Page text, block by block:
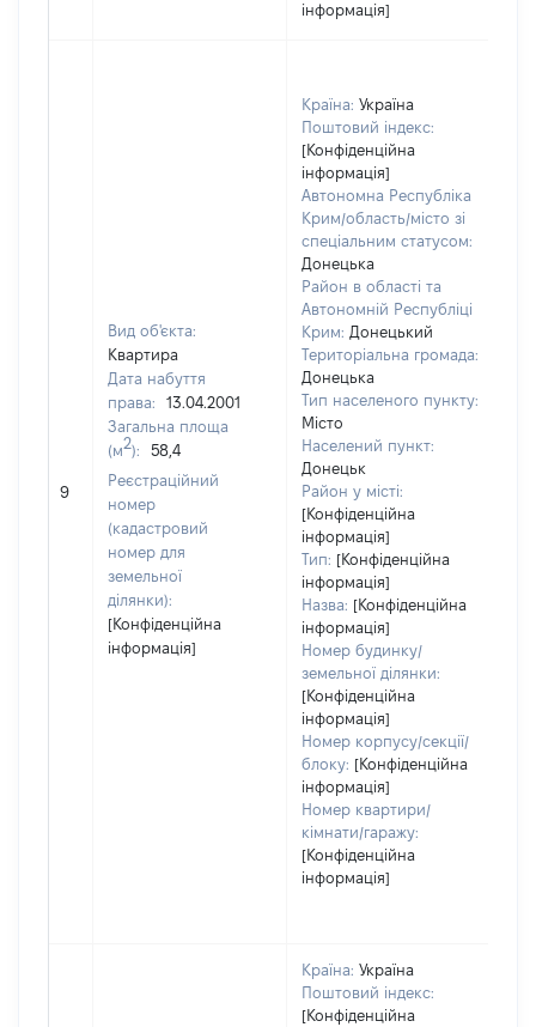
інформація]
9
Вид об'єкта:
Квартира
Дата набуття
права:
13.04.2001
Загальна площа
(м2):
58,4
Реєстраційний
номер
(кадастровий
номер для
земельної
ділянки):
[Конфіденційна
інформація]
Країна: Україна
Поштовий індекс:
[Конфіденційна
інформація]
Автономна Республіка
Крим/область/місто зі
спеціальним статусом:
Донецька
Район в області та
Автономній Республіці
Крим: Донецький
Територіальна громада:
Донецька
Тип населеного пункту:
Місто
Населений пункт:
Донецьк
Район у місті:
[Конфіденційна
інформація]
Тип: [Конфіденційна
інформація]
Назва: [Конфіденційна
інформація]
Номер будинку/
земельної ділянки:
[Конфіденційна
інформація]
Номер корпусу/секції/
блоку: [Конфіденційна
інформація]
Номер квартири/
кімнати/гаражу:
[Конфіденційна
інформація]
Країна: Україна
Поштовий індекс:
[Конфіденційна